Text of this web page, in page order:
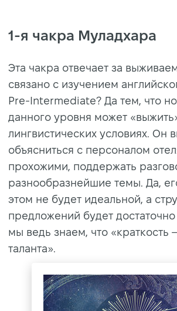
1-я чакра Муладхара
Эта чакра отвечает за
связано с изучением
Pre-Intermediate? Да тем, что
данного уровня может
лингвистических условиях. Он
объясниться с персоналом
прохожими, поддержать
разнообразнейшие темы. Да,
этом не будет идеальной, а
предложений будет
мы ведь знаем, что «краткость
таланта».